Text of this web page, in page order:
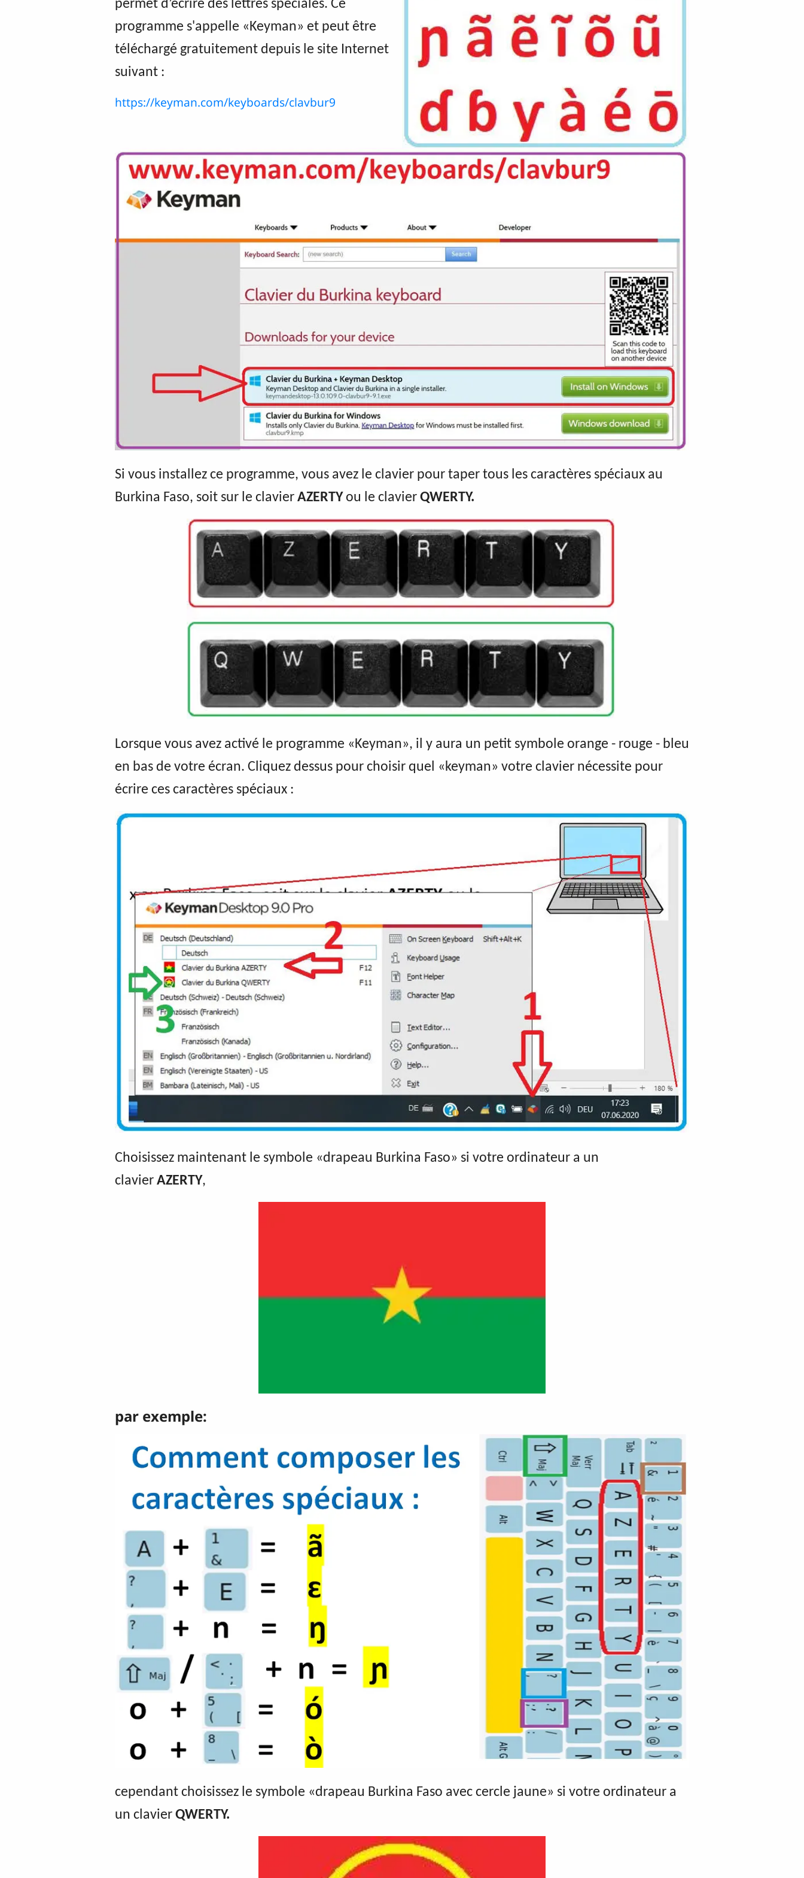
permet d’écrire des lettres spéciales. Ce
programme s'appelle «Keyman» et peut être
téléchargé gratuitement depuis le site Internet
suivant :
https://keyman.com/keyboards/clavbur9
Si vous installez ce programme, vous avez le clavier pour taper tous les caractères spéciaux au
Burkina Faso, soit sur le clavier AZERTY ou le clavier QWERTY.
Lorsque vous avez activé le programme «Keyman», il y aura un petit symbole orange - rouge - bleu
en bas de votre écran. Cliquez dessus pour choisir quel «keyman» votre clavier nécessite pour
écrire ces caractères spéciaux :
Choisissez maintenant le symbole «drapeau Burkina Faso» si votre ordinateur a un
clavier AZERTY,
par exemple:
cependant choisissez le symbole «drapeau Burkina Faso avec cercle jaune» si votre ordinateur a
un clavier QWERTY.